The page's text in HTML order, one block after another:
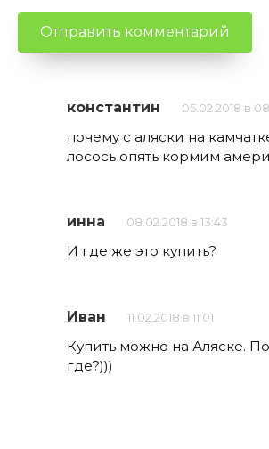
константин 05.02.2018 в
почему с аляски на
лосось опять кормим
инна 08.02.2018 в 13:43
И где же это купить?
Иван 11.02.2018 в 11:01
Купить можно на Аляске.
где?)))